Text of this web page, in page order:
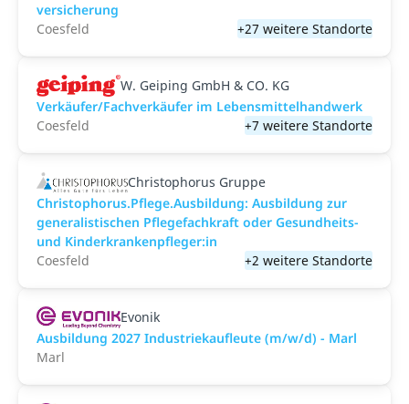
versicher­ung
Coesfeld
+27 weitere Standorte
W. Geiping GmbH & CO. KG
Verkäufer/Fachverkäufer im Lebensmittelhandwerk
Coesfeld
+7 weitere Standorte
Christophorus Gruppe
Christophorus.Pflege.Ausbildung: Ausbildung zur
generalistischen Pflegefachkraft oder Gesundheits-
und Kinderkrankenpfleger:in
Coesfeld
+2 weitere Standorte
Evonik
Ausbildung 2027 Industriekaufleute (m/w/d) - Marl
Marl